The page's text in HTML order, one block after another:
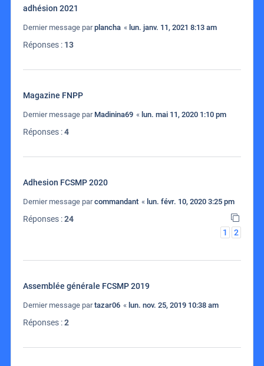
adhésion 2021
Dernier message parplancha « lun. janv. 11, 2021 8:13 am
Réponses : 13
Magazine FNPP
Dernier message par Madinina69 « lun. mai 11, 2020 1:10 pm
Réponses :4
Adhesion FCSMP 2020
Dernier message parcommandant « lun. févr. 10, 2020 3:25 pm
Réponses :24
1
2
Assemblée générale FCSMP 2019
Dernier message partazar06 « lun. nov. 25, 2019 10:38 am
Réponses :2